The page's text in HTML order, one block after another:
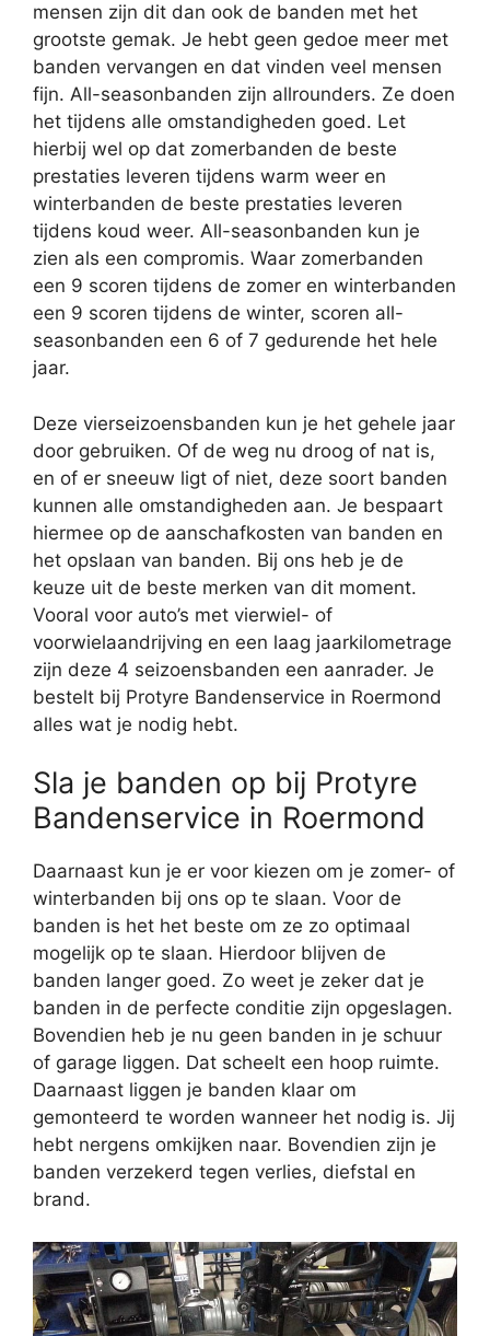
mensen zijn dit dan ook de banden met het
grootste gemak. Je hebt geen gedoe meer met
banden vervangen en dat vinden veel mensen
fijn. All-seasonbanden zijn allrounders. Ze doen
het tijdens alle omstandigheden goed. Let
hierbij wel op dat zomerbanden de beste
prestaties leveren tijdens warm weer en
winterbanden de beste prestaties leveren
tijdens koud weer. All-seasonbanden kun je
zien als een compromis. Waar zomerbanden
een 9 scoren tijdens de zomer en winterbanden
een 9 scoren tijdens de winter, scoren all-
seasonbanden een 6 of 7 gedurende het hele
jaar.
Deze vierseizoensbanden kun je het gehele jaar
door gebruiken. Of de weg nu droog of nat is,
en of er sneeuw ligt of niet, deze soort banden
kunnen alle omstandigheden aan. Je bespaart
hiermee op de aanschafkosten van banden en
het opslaan van banden. Bij ons heb je de
keuze uit de beste merken van dit moment.
Vooral voor auto’s met vierwiel- of
voorwielaandrijving en een laag jaarkilometrage
zijn deze 4 seizoensbanden een aanrader. Je
bestelt bij Protyre Bandenservice in Roermond
alles wat je nodig hebt.
Sla je banden op bij Protyre
Bandenservice in Roermond
Daarnaast kun je er voor kiezen om je zomer- of
winterbanden bij ons op te slaan. Voor de
banden is het het beste om ze zo optimaal
mogelijk op te slaan. Hierdoor blijven de
banden langer goed. Zo weet je zeker dat je
banden in de perfecte conditie zijn opgeslagen.
Bovendien heb je nu geen banden in je schuur
of garage liggen. Dat scheelt een hoop ruimte.
Daarnaast liggen je banden klaar om
gemonteerd te worden wanneer het nodig is. Jij
hebt nergens omkijken naar. Bovendien zijn je
banden verzekerd tegen verlies, diefstal en
brand.